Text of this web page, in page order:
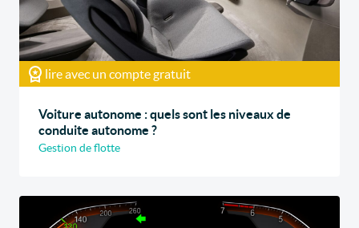
lire avec un compte gratuit
Voiture autonome : quels sont les niveaux de
conduite autonome ?
Gestion de flotte